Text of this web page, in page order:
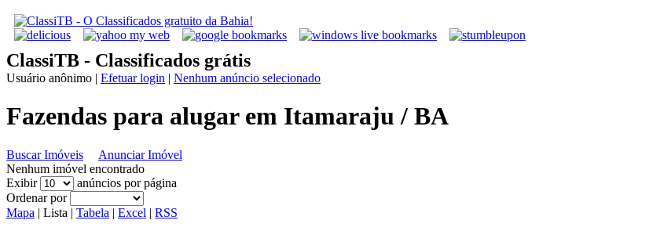
ClassiTB - Classificados grátis
Usuário anônimo | Efetuar login | Nenhum anúncio selecionado
Fazendas para alugar em Itamaraju / BA
Buscar Imóveis
Anunciar Imóvel
Nenhum imóvel encontrado
Exibir
anúncios por página
Ordenar por
Mapa | Lista | Tabela | Excel | RSS